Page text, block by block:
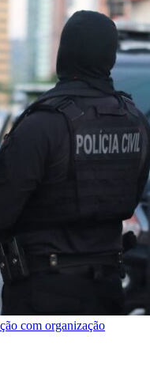
com organização